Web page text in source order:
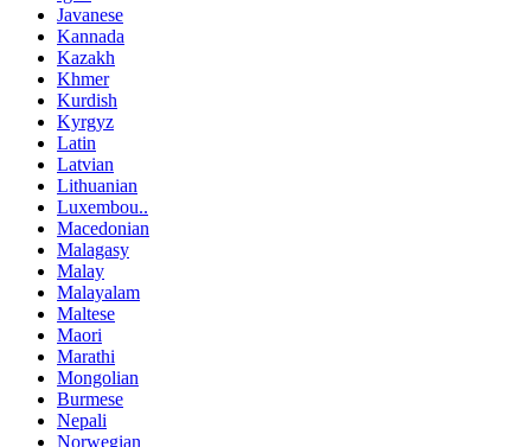
Javanese
Kannada
Kazakh
Khmer
Kurdish
Kyrgyz
Latin
Latvian
Lithuanian
Luxembou..
Macedonian
Malagasy
Malay
Malayalam
Maltese
Maori
Marathi
Mongolian
Burmese
Nepali
Norwegian